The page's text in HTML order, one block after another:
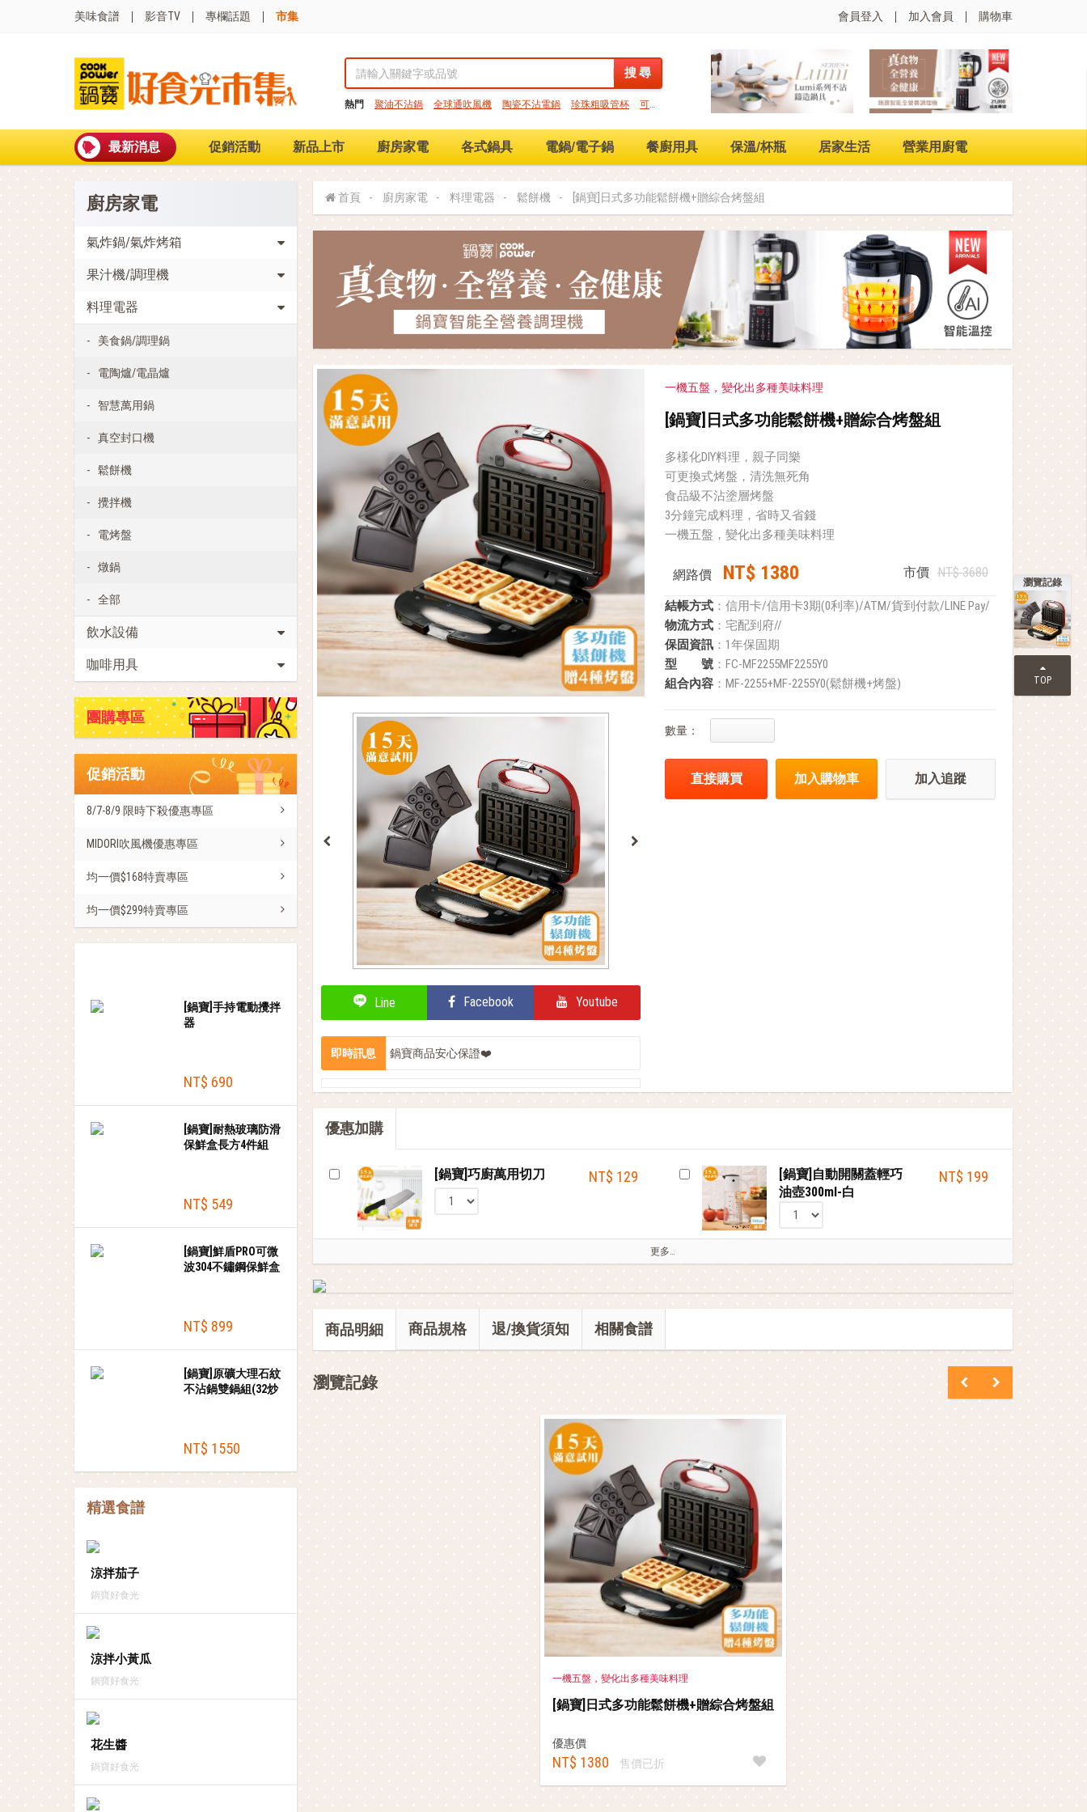
美味食譜 影音TV 專欄話題 市集 會員登入 加入會員 購物車
搜 尋
熱門 聚油不沾鍋 全球通吹風機 陶瓷不沾電鍋 珍珠粗吸管杯
可微
最新消息 促銷活動 新品上市 廚房家電 各式鍋具 電鍋/電子鍋 餐廚用具 保溫/杯瓶 居家生活 營業用廚電
廚房家電
氣炸鍋/氣炸烤箱
果汁機/調理機
料理電器
美食鍋/調理鍋
電陶爐/電晶爐
智慧萬用鍋
真空封口機
鬆餅機
攪拌機
電烤盤
燉鍋
全部
飲水設備
咖啡用具
團購專區
促銷活動
8/7-8/9 限時下殺優惠專區
MIDORI吹風機優惠專區
均一價$168特賣專區
均一價$299特賣專區
[鍋寶]手持電動攪拌
器
NT$ 690
[鍋寶]耐熱玻璃防滑
保鮮盒長方4件組
NT$ 549
[鍋寶]鮮盾PRO可微
波304不鏽鋼保鮮盒
NT$ 899
[鍋寶]原礦大理石紋
不沾鍋雙鍋組(32炒
NT$ 1550
精選食譜
涼拌茄子
鍋寶好食光
涼拌小黃瓜
鍋寶好食光
花生醬
鍋寶好食光
首頁 廚房家電 料理電器 鬆餅機 [鍋寶]日式多功能鬆餅機+贈綜合烤盤組
Line Facebook Youtube
即時訊息
鍋寶商品安心保證❤️
一機五盤，變化出多種美味料理
[鍋寶]日式多功能鬆餅機+贈綜合烤盤組
多樣化DIY料理，親子同樂
可更換式烤盤，清洗無死角
食品級不沾塗層烤盤
3分鐘完成料理，省時又省錢
一機五盤，變化出多種美味料理
網路價 NT$ 1380 市價 NT$ 3680
結帳方式 ：信用卡/信用卡3期(0利率)/ATM/貨到付款/LINE Pay/
物流方式 ：宅配到府//
保固資訊 ：1年保固期
型 號 ：FC-MF2255MF2255Y0
組合內容 ：MF-2255+MF-2255Y0(鬆餅機+烤盤)
數量：
直接購買 加入購物車 加入追蹤
優惠加購
[鍋寶]巧廚萬用切刀 NT$ 129
[鍋寶]自動開關蓋輕巧
油壺300ml-白
NT$ 199
更多…
商品明細 商品規格 退/換貨須知 相關食譜
瀏覽記錄
一機五盤，變化出多種美味料理
[鍋寶]日式多功能鬆餅機+贈綜合烤盤組
優惠價
NT$ 1380 售價已折
瀏覽記錄
TOP
搜 尋